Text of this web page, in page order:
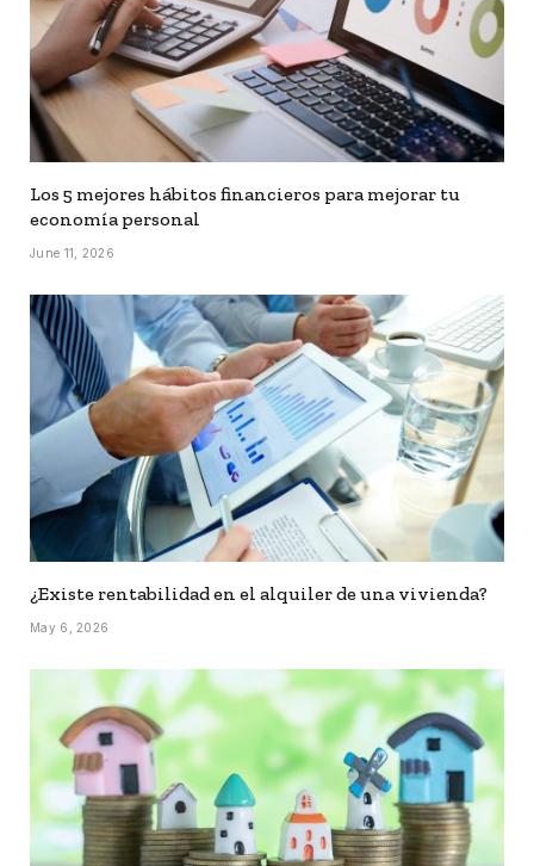
Los 5 mejores hábitos financieros para mejorar tu
economía personal
June 11, 2026
¿Existe rentabilidad en el alquiler de una vivienda?
May 6, 2026